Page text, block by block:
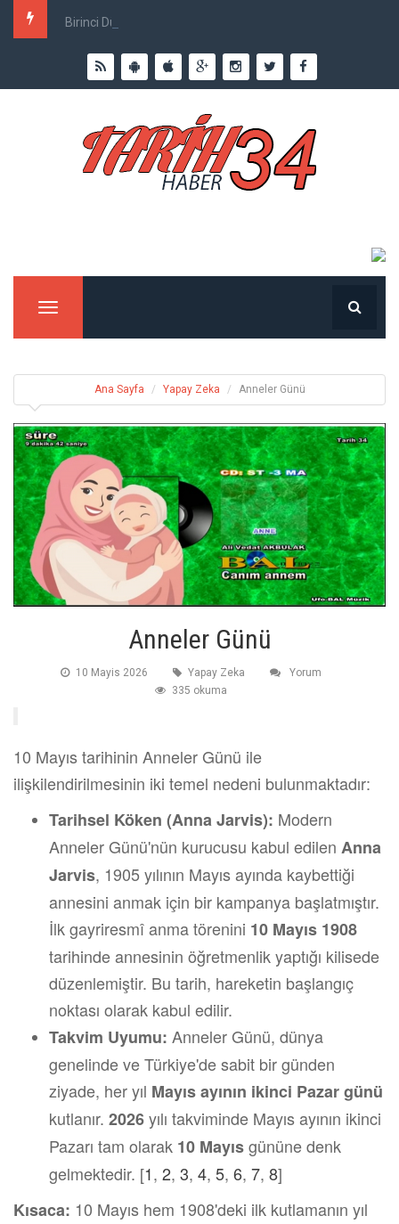
Birinci Dünya Savaşı`nda Ne Kadar İnsan Öldü?
Menu
Ana Sayfa Yapay Zeka Anneler Günü
Anneler Günü
10 Mayis 2026 Yapay Zeka
Yorum
335 okuma
10 Mayıs tarihinin Anneler Günü ile
ilişkilendirilmesinin iki temel nedeni bulunmaktadır:
Tarihsel Köken (Anna Jarvis): Modern
Anneler Günü'nün kurucusu kabul edilen Anna
Jarvis, 1905 yılının Mayıs ayında kaybettiği
annesini anmak için bir kampanya başlatmıştır.
İlk gayriresmî anma törenini 10 Mayıs 1908
tarihinde annesinin öğretmenlik yaptığı kilisede
düzenlemiştir. Bu tarih, hareketin başlangıç
noktası olarak kabul edilir.
Takvim Uyumu: Anneler Günü, dünya
genelinde ve Türkiye'de sabit bir günden
ziyade, her yıl Mayıs ayının ikinci Pazar günü
kutlanır. 2026yılı takviminde Mayıs ayının ikinci
Pazarı tam olarak 10 Mayısgününe denk
gelmektedir. [1, 2, 3, 4, 5, 6, 7, 8]
Kısaca: 10 Mayıs hem 1908'deki ilk kutlamanın yıl